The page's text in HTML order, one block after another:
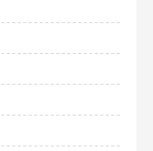
Şamar:
Yürüyoruz"